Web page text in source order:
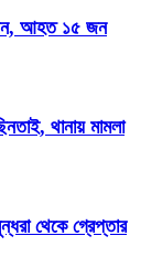
জন, আহত ১৫ জন
থানায় মামলা
থেকে গ্রেপ্তার